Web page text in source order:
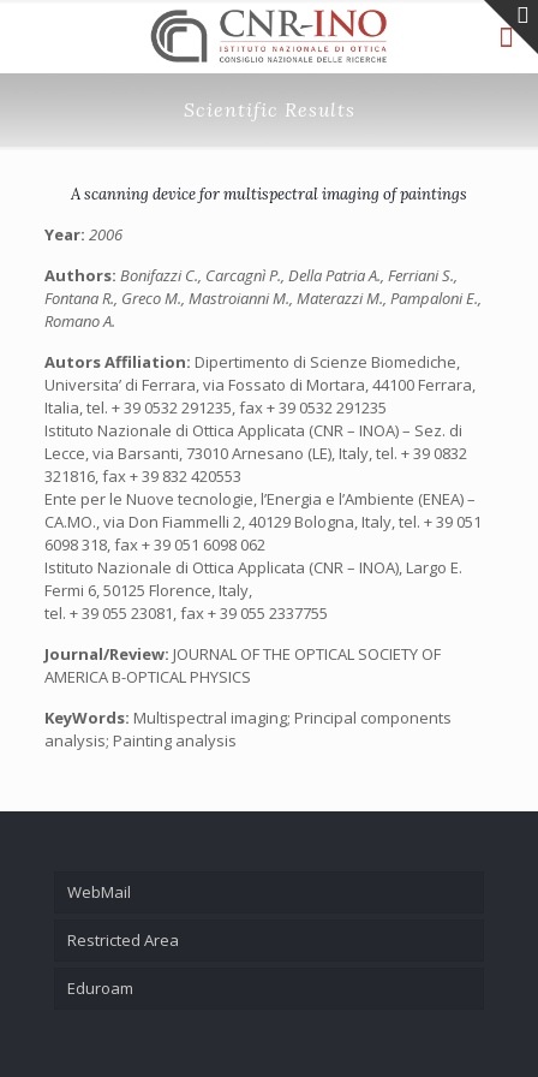
Scientific Results
A scanning device for multispectral imaging of paintings
Year: 2006
Authors: Bonifazzi C., Carcagnì P., Della Patria A., Ferriani S.,
Fontana R., Greco M., Mastroianni M., Materazzi M., Pampaloni E.,
Romano A.
Autors Affiliation: Dipertimento di Scienze Biomediche,
Universita’ di Ferrara, via Fossato di Mortara, 44100 Ferrara,
Italia, tel. + 39 0532 291235, fax + 39 0532 291235
Istituto Nazionale di Ottica Applicata (CNR – INOA) – Sez. di
Lecce, via Barsanti, 73010 Arnesano (LE), Italy, tel. + 39 0832
321816, fax + 39 832 420553
Ente per le Nuove tecnologie, l’Energia e l’Ambiente (ENEA) –
CA.MO., via Don Fiammelli 2, 40129 Bologna, Italy, tel. + 39 051
6098 318, fax + 39 051 6098 062
Istituto Nazionale di Ottica Applicata (CNR – INOA), Largo E.
Fermi 6, 50125 Florence, Italy,
tel. + 39 055 23081, fax + 39 055 2337755
Journal/Review: JOURNAL OF THE OPTICAL SOCIETY OF
AMERICA B-OPTICAL PHYSICS
KeyWords: Multispectral imaging; Principal components
analysis; Painting analysis
WebMail
Restricted Area
Eduroam